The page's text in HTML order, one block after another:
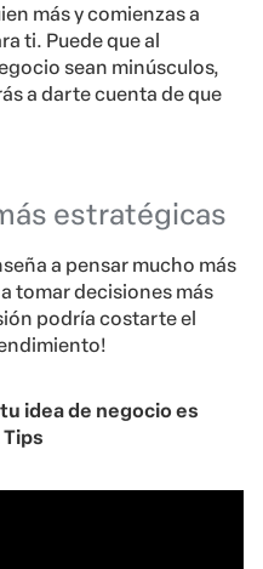
más y comienzas a
ti. Puede que al
sean minúsculos,
a darte cuenta de que
estratégicas
a pensar mucho más
tomar decisiones más
podría costarte el
idea de negocio es